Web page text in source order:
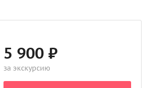
5 900 ₽
за экскурсию